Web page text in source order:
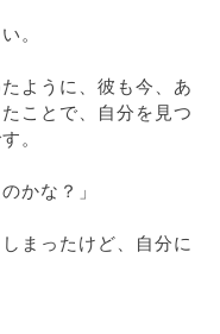
。
ように、彼も今、あ
ことで、自分を見つ
。
かな？」
まったけど、自分に